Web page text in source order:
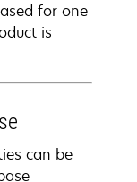
for one
is
can be